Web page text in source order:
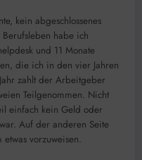
kein abgeschlossenes
habe ich
und 11 Monate
die ich in den vier Jahren
zahlt der Arbeitgeber
Teilgenommen. Nicht
einfach kein Geld oder
Auf der anderen Seite
vorzuweisen.